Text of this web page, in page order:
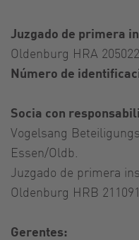
Juzgado de primera
Oldenburg HRA 205022
Número de
Socia con
Vogelsang
Essen/Oldb.
Juzgado de primera
Oldenburg HRB 211091
Gerentes: